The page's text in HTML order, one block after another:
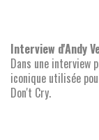
Interview d'Andy
Dans une interview
iconique utilisée
Don't Cry.